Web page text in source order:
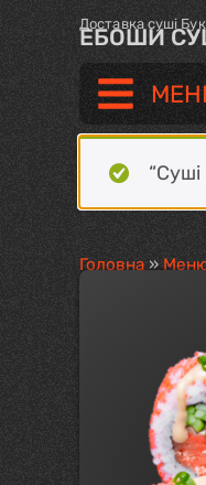
Доставка суші
ЕБОШИ
Головна »